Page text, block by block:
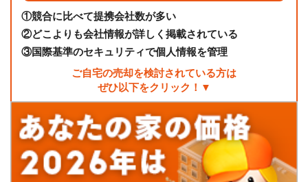
①競合に比べて提携会社数が多い
②どこよりも会社情報が詳しく掲載されている
③国際基準のセキュリティで個人情報を管理
ご自宅の売却を検討されている方は
ぜひ以下をクリック！▼